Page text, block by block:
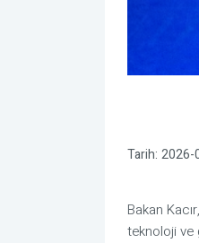
Tarih: 2026-
Bakan Kacır
teknoloji ve